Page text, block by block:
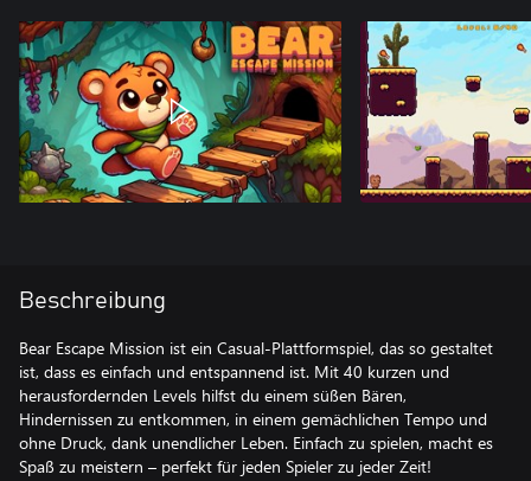
Beschreibung
Bear Escape Mission ist ein Casual-Plattformspiel, das so gestaltet
ist, dass es einfach und entspannend ist. Mit 40 kurzen und
herausfordernden Levels hilfst du einem süßen Bären,
Hindernissen zu entkommen, in einem gemächlichen Tempo und
ohne Druck, dank unendlicher Leben. Einfach zu spielen, macht es
Spaß zu meistern – perfekt für jeden Spieler zu jeder Zeit!